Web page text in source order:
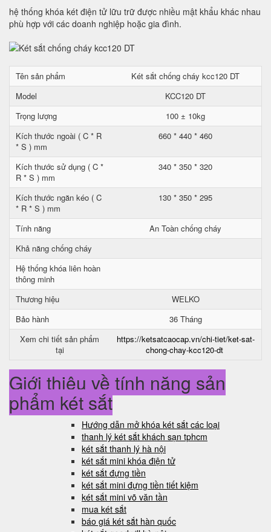
hệ thống khóa két điện tử lữu trữ được nhiều mật khẩu khác nhau
phù hợp với các doanh nghiệp hoặc gia đình.
Tên sản phẩm
Két sắt chống cháy kcc120 DT
Model
KCC120 DT
Trọng lượng
100 ± 10kg
Kích thước ngoài ( C * R
* S ) mm
660 * 440 * 460
Kích thước sử dụng ( C *
R * S ) mm
340 * 350 * 320
Kích thước ngăn kéo ( C
* R * S ) mm
130 * 350 * 295
Tính năng
An Toàn chống cháy
Khả năng chống cháy
Hệ thống khóa liên hoàn
thông minh
Thương hiệu
WELKO
Bảo hành
36 Tháng
Xem chi tiết sản phẩm
tại
https://ketsatcaocap.vn/chi-tiet/ket-sat-
chong-chay-kcc120-dt
Giới thiệu về tính năng sản
phẩm két sắt
Hướng dẫn mở khóa két sắt các loại
thanh lý két sắt khách sạn tphcm
két sắt thanh lý hà nội
két sắt mini khóa điện tử
két sắt đựng tiền
két sắt mini đựng tiền tiết kiệm
két sắt mini võ văn tần
mua két sắt
báo giá két sắt hàn quốc